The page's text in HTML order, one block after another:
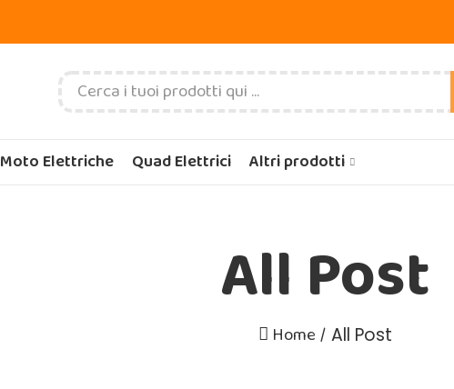
Moto Elettriche Quad Elettrici Altri prodotti
All Post
Home All Post